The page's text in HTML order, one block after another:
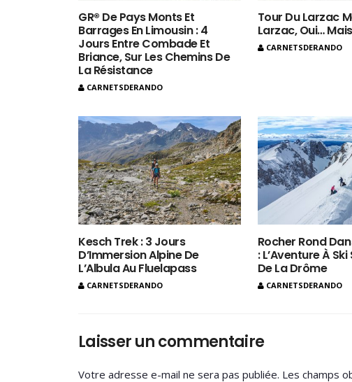
GR® De Pays Monts Et
Barrages En Limousin : 4
Jours Entre Combade Et
Briance, Sur Les Chemins De
La Résistance
CARNETSDERANDO
Tour Du Larzac
Larzac, Oui…
CARNETSDERANDO
Kesch Trek : 3 Jours
D’Immersion Alpine De
L’Albula Au Fluelapass
CARNETSDERANDO
Rocher Rond
: L’Aventure À
De La Drôme
CARNETSDERANDO
Laisser un commentaire
Votre adresse e-mail ne sera pas publiée. Les champs